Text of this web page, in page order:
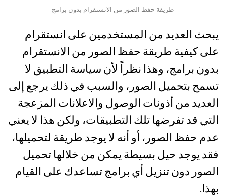
طريقة حفظ الصور من الانستقرام بدون برامج
يبحث العديد من المستخدمين على انستقرام
على كيفية طريقة حفظ الصور من الانستقرام
بدون برامج، وهذا نظراً لأن سياسة التطبيق لا
تسمح بتحميل الصور، والسبب في ذلك يرجع إلى
العديد من أذونات الوصول والاعلانات المزعجة
التي قد تفرضها تلك التطبيقات، ولكن هذا لا يعني
عدم حفظ الصور، أو أنه لا يوجد طريقة لتحميلها،
فقد يوجد حيل بسيطة يمكن من خلالها تحميل
الصور دون تنزيل أي برامج تساعدك على القيام
بهذا.